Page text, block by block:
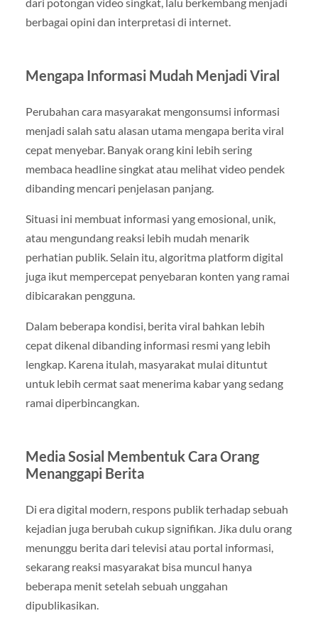
berbagai opini dan interpretasi di internet.
Mengapa Informasi Mudah Menjadi Viral
Perubahan cara masyarakat mengonsumsi informasi
menjadi salah satu alasan utama mengapa berita viral
cepat menyebar. Banyak orang kini lebih sering
membaca headline singkat atau melihat video pendek
dibanding mencari penjelasan panjang.
Situasi ini membuat informasi yang emosional, unik,
atau mengundang reaksi lebih mudah menarik
perhatian publik. Selain itu, algoritma platform digital
juga ikut mempercepat penyebaran konten yang ramai
dibicarakan pengguna.
Dalam beberapa kondisi, berita viral bahkan lebih
cepat dikenal dibanding informasi resmi yang lebih
lengkap. Karena itulah, masyarakat mulai dituntut
untuk lebih cermat saat menerima kabar yang sedang
ramai diperbincangkan.
Media Sosial Membentuk Cara Orang
Menanggapi Berita
Di era digital modern, respons publik terhadap sebuah
kejadian juga berubah cukup signifikan. Jika dulu orang
menunggu berita dari televisi atau portal informasi,
sekarang reaksi masyarakat bisa muncul hanya
beberapa menit setelah sebuah unggahan
dipublikasikan.